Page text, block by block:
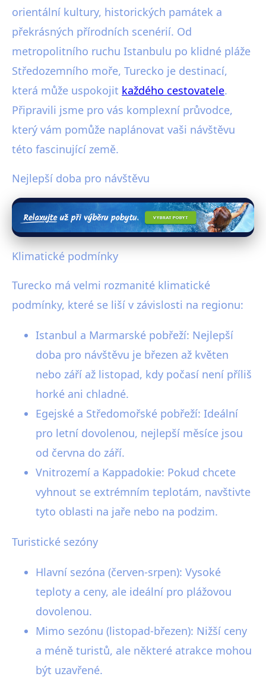
orientální kultury, historických památek a
překrásných přírodních scenérií. Od
metropolitního ruchu Istanbulu po klidné pláže
Středozemního moře, Turecko je destinací,
která může uspokojit každého cestovatele.
Připravili jsme pro vás komplexní průvodce,
který vám pomůže naplánovat vaši návštěvu
této fascinující země.
Nejlepší doba pro návštěvu
Klimatické podmínky
Turecko má velmi rozmanité klimatické
podmínky, které se liší v závislosti na regionu:
Istanbul a Marmarské pobřeží: Nejlepší
doba pro návštěvu je březen až květen
nebo září až listopad, kdy počasí není příliš
horké ani chladné.
Egejské a Středomořské pobřeží: Ideální
pro letní dovolenou, nejlepší měsíce jsou
od června do září.
Vnitrozemí a Kappadokie: Pokud chcete
vyhnout se extrémním teplotám, navštivte
tyto oblasti na jaře nebo na podzim.
Turistické sezóny
Hlavní sezóna (červen-srpen): Vysoké
teploty a ceny, ale ideální pro plážovou
dovolenou.
Mimo sezónu (listopad-březen): Nižší ceny
a méně turistů, ale některé atrakce mohou
být uzavřené.